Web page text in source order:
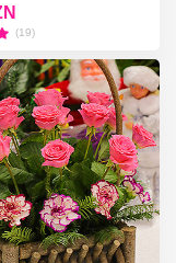
(19)